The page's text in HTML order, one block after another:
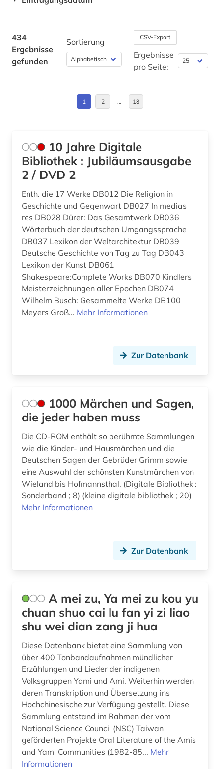
arkadien (1)
assyriologie (2)
assyrisch (1)
atlas (2)
audio recordings (1)
audiodatei (1)
audiovisuelle medien (1)
aufsatz (1)
babylonisch (1)
bayerisch schwaben (1)
belgien (2)
belgische fotografie (1)
belgische kultur (1)
belgische kunst (1)
bergen (norwegen) (1)
bezeichnung (1)
bibliografie (20)
bibliographie (7)
bibliothek (1)
biblische studien (1)
bildarchiv (1)
bilddatenbank (4)
bildnis (1)
Brandenburg (1)
Byzantinisches Reich (3)
Daenemark (6)
Europa (4)
Finnland (7)
Frankreich (3)
GUS (1)
Griechenland (1)
Griechenland (Altertum) (3)
Großbritannien (7)
Hamburg (1)
Hessen (1)
Israel (6)
Italien (1)
Japan (3)
Jugoslawien (3)
Kanada (3)
Korea (1)
Kroatien (3)
Mecklenburg-Vorpommern (1)
Moldawien (2)
Montenegro (3)
Niederlande (3)
Niedersachsen (1)
Nordamerika (6)
Nordrhein-Westfalen (1)
Norwegen (10)
434
Ergebnisse
gefunden
Sortierung CSV-Export
Ergebnisse
pro Seite:
1 2 … 18
10 Jahre Digitale
Bibliothek : Jubiläumsausgabe
2 / DVD 2
Enth. die 17 Werke DB012 Die Religion in
Geschichte und Gegenwart DB027 In medias
res DB028 Dürer: Das Gesamtwerk DB036
Wörterbuch der deutschen Umgangssprache
DB037 Lexikon der Weltarchitektur DB039
Deutsche Geschichte von Tag zu Tag DB043
Lexikon der Kunst DB061
Shakespeare:Complete Works DB070 Kindlers
Meisterzeichnungen aller Epochen DB074
Wilhelm Busch: Gesammelte Werke DB100
Meyers Groß... Mehr Informationen
Zur Datenbank
1000 Märchen und Sagen,
die jeder haben muss
Die CD-ROM enthält so berühmte Sammlungen
wie die Kinder- und Hausmärchen und die
Deutschen Sagen der Gebrüder Grimm sowie
eine Auswahl der schönsten Kunstmärchen von
Wieland bis Hofmannsthal. (Digitale Bibliothek :
Sonderband ; 8) (kleine digitale bibliothek ; 20)
Mehr Informationen
Zur Datenbank
A mei zu, Ya mei zu kou yu
chuan shuo cai lu fan yi zi liao
shu wei dian zang ji hua
Diese Datenbank bietet eine Sammlung von
über 400 Tonbandaufnahmen mündlicher
Erzählungen und Lieder der indigenen
Volksgruppen Yami und Ami. Weiterhin werden
deren Transkription und Übersetzung ins
Hochchinesische zur Verfügung gestellt. Diese
Sammlung entstand im Rahmen der vom
National Science Council (NSC) Taiwan
geförderten Projekte Oral Literature of the Amis
and Yami Communities (1982-85... Mehr
Informationen